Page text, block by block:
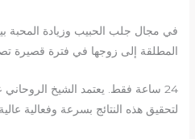
في مجال جلب الحبيب وزيادة المحبة
المطلقة إلى زوجها في فترة قصيرة
24 ساعة فقط. يعتمد الشيخ
لتحقيق هذه النتائج بسرعة وفعالية عالية.